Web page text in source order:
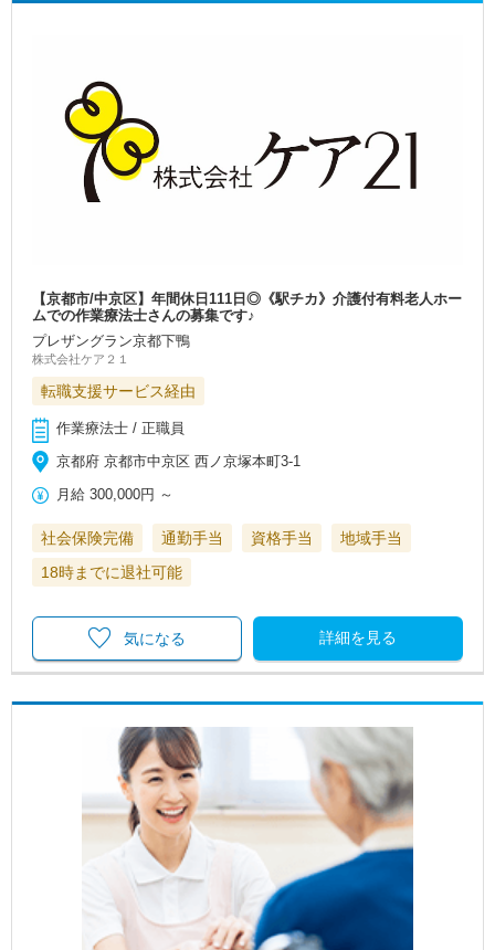
【京都市/中京区】年間休日111日◎《駅チカ》介護付有料老人ホー
ムでの作業療法士さんの募集です♪
プレザングラン京都下鴨
株式会社ケア２１
転職支援サービス経由
作業療法士 / 正職員
京都府 京都市中京区 西ノ京塚本町3-1
月給 300,000円 ～
社会保険完備 通勤手当 資格手当
地域手当
18時までに退社可能
詳細を見る
気になる